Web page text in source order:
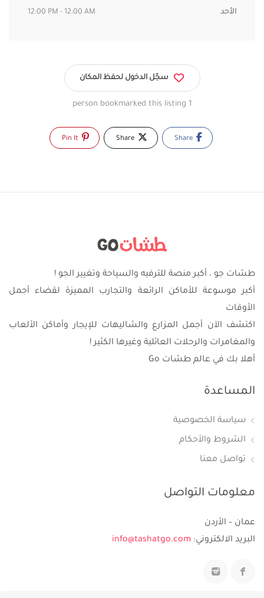
الأحد 12:00 PM - 12:00 AM
سجّل الدخول لحفظ المكان
1 person bookmarked this listing
طشات جو ، أكبر منصة للترفيه والسياحة وتغيير الجو !
أكبر موسوعة للأماكن الرائعة والتجارب المميزة لقضاء أجمل
الأوقات
اكتشف الآن أجمل المزارع والشاليهات للإيجار وأماكن الألعاب
والمغامرات والرحلات العائلية وغيرها الكثير !
أهلا بك في عالم طشات Go
المساعدة
سياسة الخصوصية
الشروط والأحكام
تواصل معنا
معلومات التواصل
عمان – الأردن
البريد الالكتروني: info@tashatgo.com